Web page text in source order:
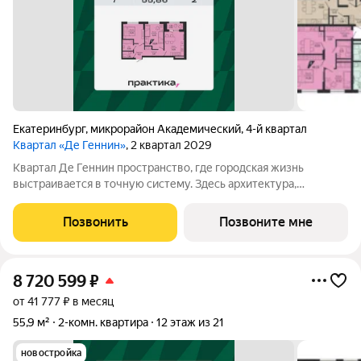
Екатеринбург, микрорайон Академический,4-й квартал
Квартал «Де Геннин», 2 квартал 2029
Квартал Де Геннин пространство, где городская жизнь
выстраивается в точную систему. Здесь архитектура,
не хаотичный набор функций, а продуманная среда, где всё
работает согласованно. В основе
Позвонить Позвоните мне
8 720 599₽
от 41 777 ₽ в месяц
55,9 м²
2-комн. квартира 12 этаж из 21
новостройка